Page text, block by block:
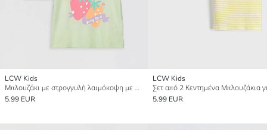
LCW Kids
Μπλουζάκι με στρογγυλή λαιμόκοψη με στάμπα για κορίτσια 2-πακέτα
5.99 EUR
LCW Kids
5.99 EUR